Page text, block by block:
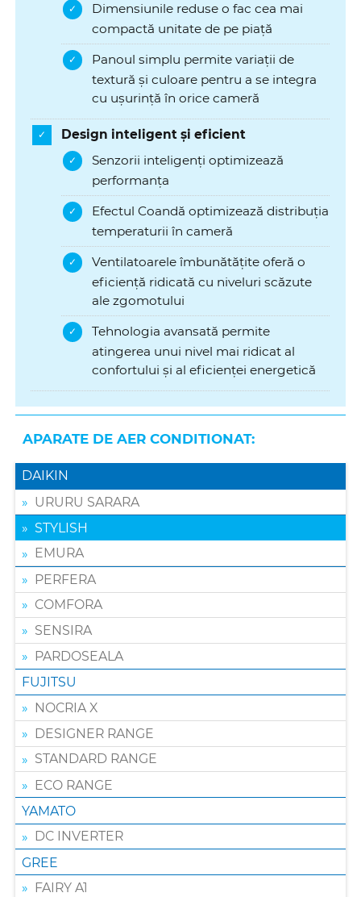
Dimensiunile reduse o fac cea mai
compactă unitate de pe piață
Panoul simplu permite variații de
textură și culoare pentru a se integra
cu ușurință în orice cameră
Design inteligent și eficient
Senzorii inteligenți optimizează
performanța
Efectul Coandă optimizează distribuția
temperaturii în cameră
Ventilatoarele îmbunătățite oferă o
eficiență ridicată cu niveluri scăzute
ale zgomotului
Tehnologia avansată permite
atingerea unui nivel mai ridicat al
confortului și al eficienței energetică
APARATE DE AER CONDITIONAT:
DAIKIN
URURU SARARA
STYLISH
EMURA
PERFERA
COMFORA
SENSIRA
PARDOSEALA
FUJITSU
NOCRIA X
DESIGNER RANGE
STANDARD RANGE
ECO RANGE
YAMATO
DC INVERTER
GREE
FAIRY A1